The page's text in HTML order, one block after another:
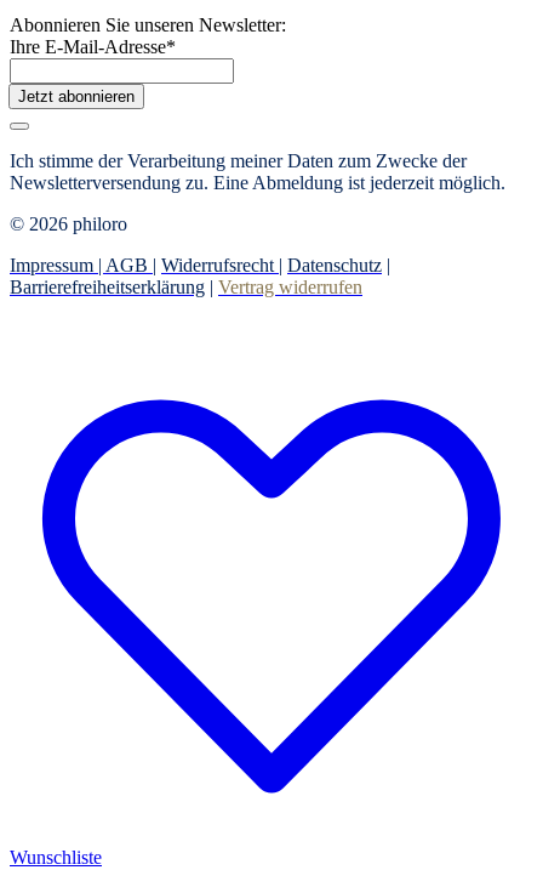
Abonnieren Sie unseren Newsletter:
Ihre E-Mail-Adresse*
Jetzt abonnieren
Ich stimme der Verarbeitung meiner Daten zum Zwecke der
Newsletterversendung zu. Eine Abmeldung ist jederzeit möglich.
© 2026 philoro
Impressum | AGB | Widerrufsrecht | Datenschutz |
Barrierefreiheitserklärung | Vertrag widerrufen
Wunschliste